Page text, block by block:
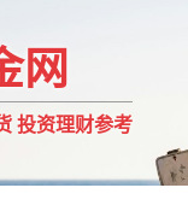
网
投资理财参考